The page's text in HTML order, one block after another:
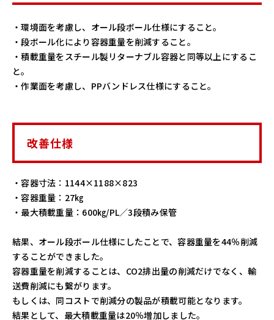
・環境面を考慮し、オール段ボール仕様にすること。
・段ボール化により容器重量を削減すること。
・積載重量をスチール製リターナブル容器と同等以上にするこ
と。
・作業面を考慮し、PPバンドレス仕様にすること。
改善仕様
・容器寸法：1144×1188×823
・容器重量：27㎏
・最大積載重量：600㎏/PL／3段積み保管
結果、オール段ボール仕様にしたことで、容器重量を44％削減
することができました。
容器重量を削減することは、CO2排出量の削減だけでなく、輸
送費削減にも繋がります。
もしくは、同コストで削減分の製品が積載可能となります。
結果として、最大積載重量は20％増加しました。